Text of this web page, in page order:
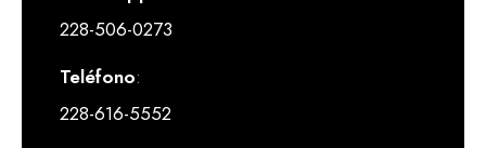
228-506-0273
Teléfono:
228-616-5552